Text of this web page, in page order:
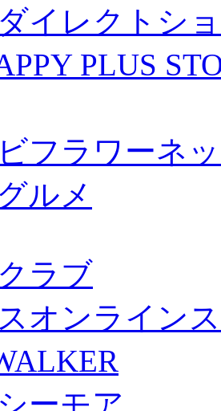
イレクトシ
PLUS
フラワーネ
ルメ
ラブ
オンライン